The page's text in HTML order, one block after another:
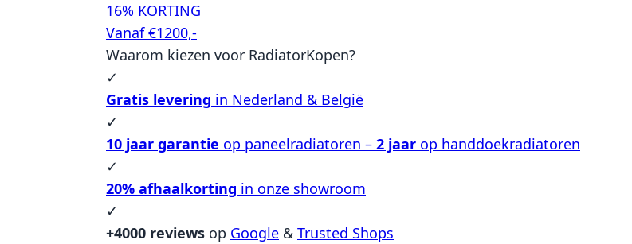
16% KORTING
Vanaf €1200,-
Waarom kiezen voor RadiatorKopen?
✓
Gratis levering in Nederland & België
✓
10 jaar garantie op paneelradiatoren – 2 jaar op handdoekradiatoren
✓
20% afhaalkorting in onze showroom
✓
+4000 reviews op Google & Trusted Shops